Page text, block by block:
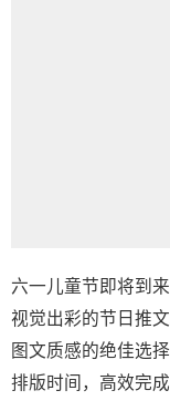
六一儿童节即将到
视觉出彩的节日推
图文质感的绝佳选
排版时间，高效完